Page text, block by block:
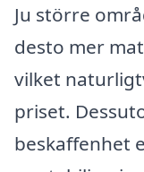
Ju större
desto mer
vilket
priset.
beskaffenhet